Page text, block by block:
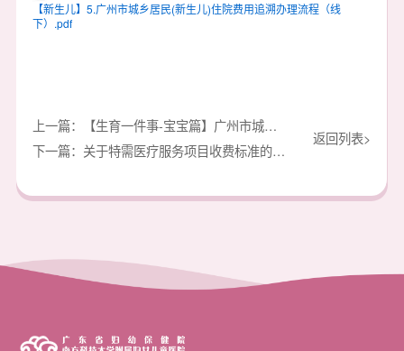
【新生儿】5.广州市城乡居民(新生儿)住院费用追溯办理流程（线
下）.pdf
上一篇：【生育一件事-宝宝篇】广州市城乡居民(新生儿)住院费用追溯办理流程（线上）
下一篇：关于特需医疗服务项目收费标准的公示
返回列表>